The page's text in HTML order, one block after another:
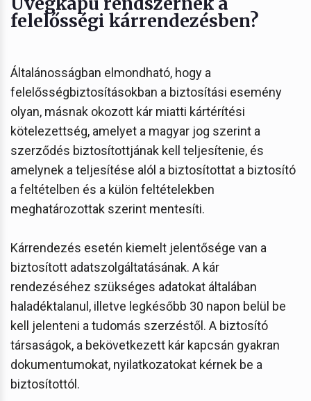
felelősségi kárrendezésben?
Általánosságban elmondható, hogy a
felelősségbiztosításokban a biztosítási esemény
olyan, másnak okozott kár miatti kártérítési
kötelezettség, amelyet a magyar jog szerint a
szerződés biztosítottjának kell teljesítenie, és
amelynek a teljesítése alól a biztosítottat a biztosító
a feltételben és a külön feltételekben
meghatározottak szerint mentesíti.
Kárrendezés esetén kiemelt jelentősége van a
biztosított adatszolgáltatásának. A kár
rendezéséhez szükséges adatokat általában
haladéktalanul, illetve legkésőbb 30 napon belül be
kell jelenteni a tudomás szerzéstől. A biztosító
társaságok, a bekövetkezett kár kapcsán gyakran
dokumentumokat, nyilatkozatokat kérnek be a
biztosítottól.